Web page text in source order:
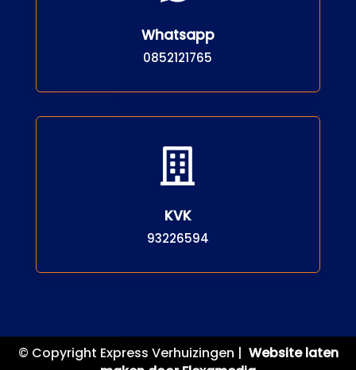
Whatsapp
0852121765

KVK
93226594
© Copyright Express Verhuizingen | Website laten